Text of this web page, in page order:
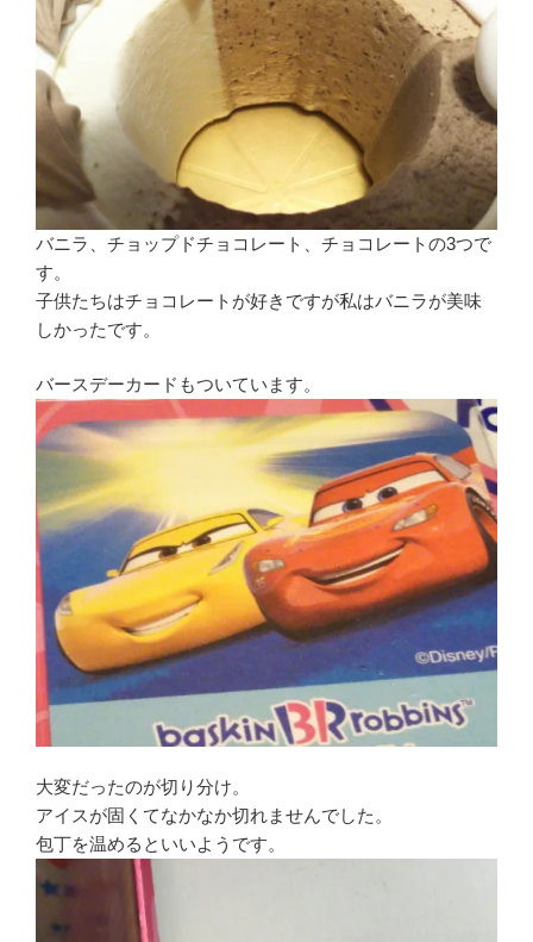
バニラ、チョップドチョコレート、チョコレートの3つで
す。
子供たちはチョコレートが好きですが私はバニラが美味
しかったです。
バースデーカードもついています。
大変だったのが切り分け。
アイスが固くてなかなか切れませんでした。
包丁を温めるといいようです。